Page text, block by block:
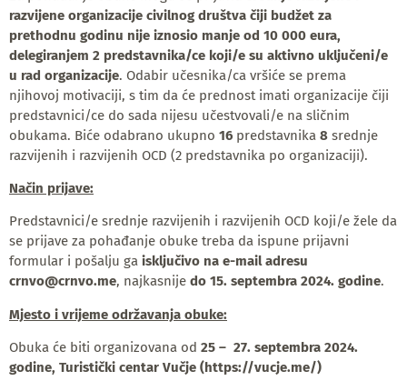
razvijene organizacije civilnog društva čiji budžet za
prethodnu godinu nije iznosio manje od 10 000 eura,
delegiranjem 2 predstavnika/ce koji/e su aktivno uključeni/e
u rad organizacije. Odabir učesnika/ca vršiće se prema
njihovoj motivaciji, s tim da će prednost imati organizacije čiji
predstavnici/ce do sada nijesu učestvovali/e na sličnim
obukama. Biće odabrano ukupno 16 predstavnika 8 srednje
razvijenih i razvijenih OCD (2 predstavnika po organizaciji).
Način prijave:
Predstavnici/e srednje razvijenih i razvijenih OCD koji/e žele da
se prijave za pohađanje obuke treba da ispune prijavni
formular i pošalju ga isključivo na e-mail adresu
crnvo@crnvo.me, najkasnije do 15. septembra 2024. godine.
Mjesto i vrijeme održavanja obuke:
Obuka će biti organizovana od 25 – 27. septembra 2024.
godine, Turistički centar Vučje (https://vucje.me/)